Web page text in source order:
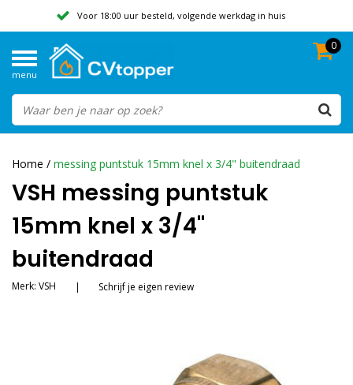
Voor 18:00 uur besteld, volgende werkdag in huis
Beoordeeld met een 9,8
menu
0
Home / messing puntstuk 15mm knel x 3/4" buitendraad
VSH messing puntstuk
15mm knel x 3/4"
buitendraad
Merk: VSH | Schrijf je eigen review